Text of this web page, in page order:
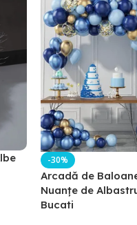
-30%
Arcadă de
Nuanțe de
Bucati